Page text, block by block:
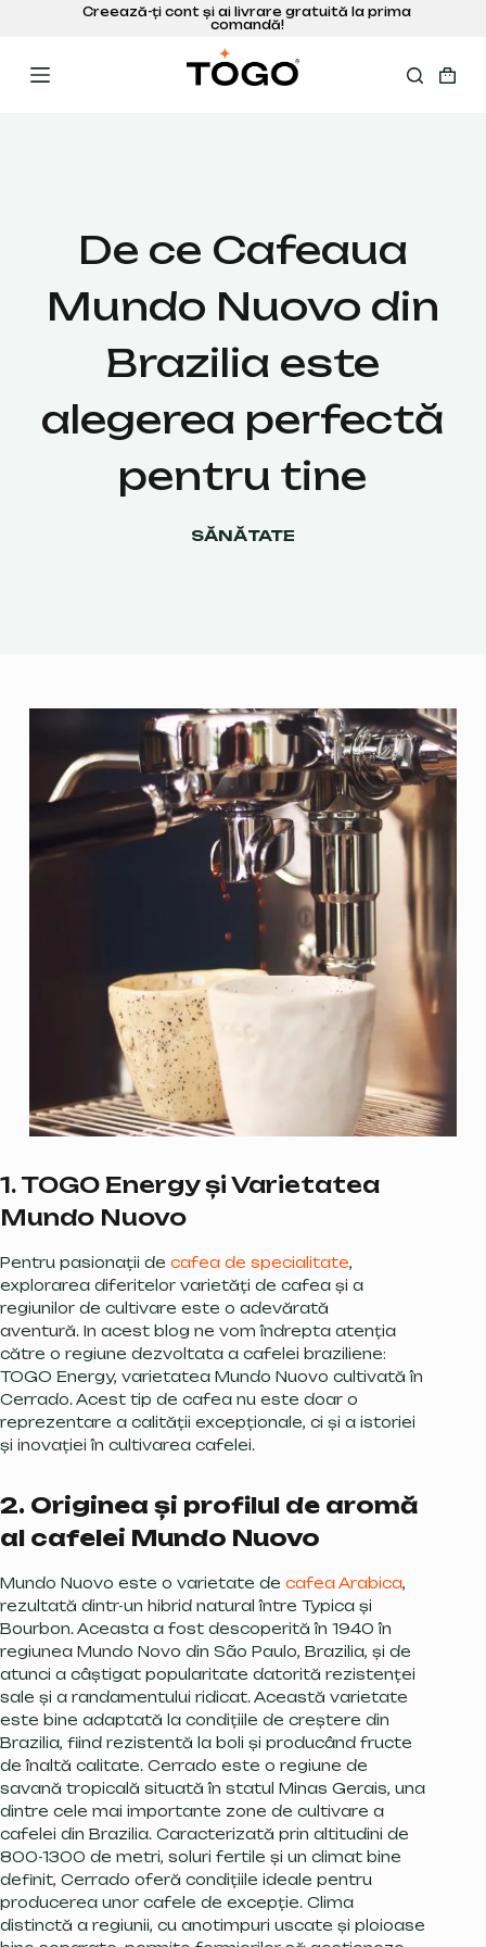
De ce Cafeaua
Mundo Nuovo din
Brazilia este
alegerea perfectă
pentru tine
SĂNĂTATE
1. TOGO Energy și Varietatea
Mundo Nuovo
Pentru pasionații de cafea de specialitate,
explorarea diferitelor varietăți de cafea și a
regiunilor de cultivare este o adevărată
aventură. In acest blog ne vom îndrepta atenția
către o regiune dezvoltata a cafelei braziliene:
TOGO Energy, varietatea Mundo Nuovo cultivată în
Cerrado. Acest tip de cafea nu este doar o
reprezentare a calității excepționale, ci și a istoriei
și inovației în cultivarea cafelei.
2. Originea și profilul de aromă
al cafelei Mundo Nuovo
Mundo Nuovo este o varietate de cafea Arabica,
rezultată dintr-un hibrid natural între Typica și
Bourbon. Aceasta a fost descoperită în 1940 în
regiunea Mundo Novo din São Paulo, Brazilia, și de
atunci a câștigat popularitate datorită rezistenței
sale și a randamentului ridicat. Această varietate
este bine adaptată la condițiile de creștere din
Brazilia, fiind rezistentă la boli și producând fructe
de înaltă calitate. Cerrado este o regiune de
savană tropicală situată în statul Minas Gerais, una
dintre cele mai importante zone de cultivare a
cafelei din Brazilia. Caracterizată prin altitudini de
800-1300 de metri, soluri fertile și un climat bine
definit, Cerrado oferă condițiile ideale pentru
producerea unor cafele de excepție. Clima
distinctă a regiunii, cu anotimpuri uscate și ploioase